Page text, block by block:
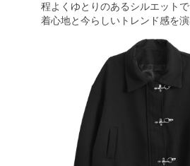
程よくゆとりのあるシルエット
着心地と今らしいトレンド感を演